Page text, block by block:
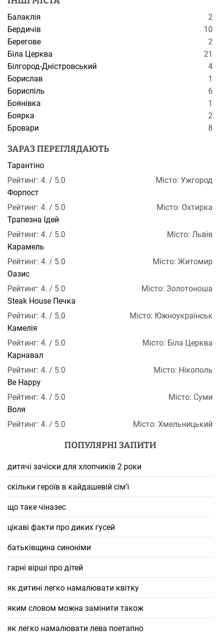
Балаклія
2
Бердичів
10
Берегове
2
Біла Церква
21
Білгород-Дністровський
4
Борислав
1
Бориспіль
6
Боянівка
1
Боярка
2
Бровари
8
ЗАРАЗ ПЕРЕГЛЯДАЮТЬ
Тарантіно
Рейтинг: 4. / 5.0
Місто: Ужгород
Форпост
Рейтинг: 4. / 5.0
Місто: Охтирка
Трапезна Ідей
Рейтинг: 4. / 5.0
Місто: Львів
Карамель
Рейтинг: 4. / 5.0
Місто: Житомир
Оазис
Рейтинг: 4. / 5.0
Місто: Золотоноша
Steak House Печка
Рейтинг: 4. / 5.0
Місто: Южноукраїнськ
Камелія
Рейтинг: 4. / 5.0
Місто: Біла Церква
Карнавал
Рейтинг: 4. / 5.0
Місто: Нікополь
Be Happy
Рейтинг: 4. / 5.0
Місто: Суми
Воля
Рейтинг: 4. / 5.0
Місто: Хмельницький
ПОПУЛЯРНІ ЗАПИТИ
дитячі зачіски для хлопчиків 2 роки
скільки героїв в кайдашевій сім'ї
що таке чіназес
цікаві факти про диких гусей
батьківщина синоніми
гарні вірші про дітей
як дитині легко намалювати квітку
яким словом можна замінити також
як легко намалювати лева поетапно